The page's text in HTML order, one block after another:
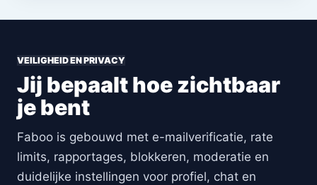
VEILIGHEID EN PRIVACY
Jij bepaalt hoe zichtbaar
je bent
Faboo is gebouwd met e-mailverificatie, rate
limits, rapportages, blokkeren, moderatie en
duidelijke instellingen voor profiel, chat en